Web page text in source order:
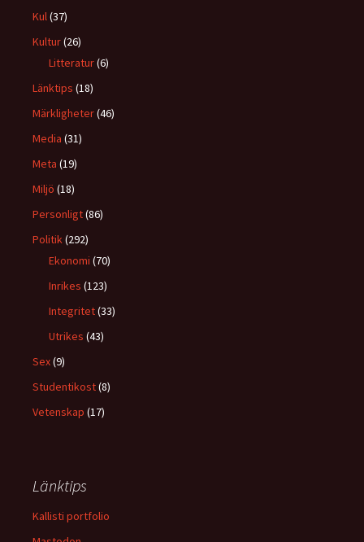
Kul(37)
Kultur(26)
Litteratur(6)
Länktips (18)
Märkligheter(46)
Media (31)
Meta (19)
Miljö (18)
Personligt(86)
Politik(292)
Ekonomi (70)
Inrikes (123)
Integritet(33)
Utrikes (43)
Sex(9)
Studentikost(8)
Vetenskap (17)
Länktips
Kallisti portfolio